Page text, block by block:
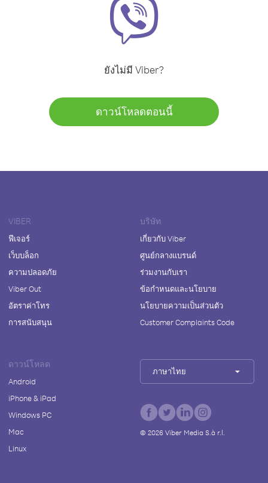
ยังไม่มี Viber?
ดาวน์โหลดตอนนี้
VIBER
ฟีเจอร์
เว็บบล็อก
ความปลอดภัย
Viber Out
อัตราค่าโทร
การสนับสนุน
บริษัท
เกี่ยวกับ Viber
ศูนย์กลางแบรนด์
ร่วมงานกับเรา
ข้อกำหนดและนโยบาย
นโยบายความเป็นส่วนตัว
Customer Complaints Code
ดาวน์โหลด
Android
iPhone & iPad
Windows PC
Mac
Linux
ภาษาไทย
© 2026Viber Media S.à r.l.